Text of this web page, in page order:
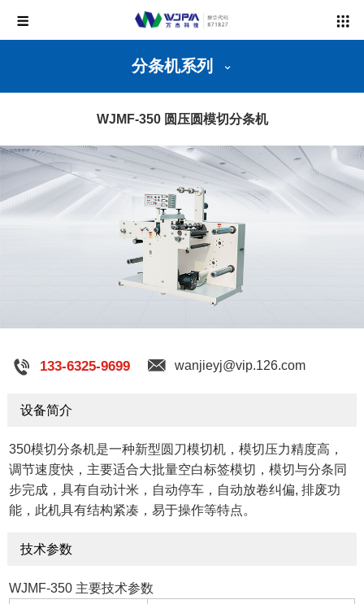
分条机系列
WJMF-350 圆压圆模切分条机
133-6325-9699 wanjieyj@vip.126.com
设备简介
350模切分条机是一种新型圆刀模切机，模切压力精度高，
调节速度快，主要适合大批量空白标签模切，模切与分条同
步完成，具有自动计米，自动停车，自动放卷纠偏, 排废功
能，此机具有结构紧凑，易于操作等特点。
技术参数
WJMF-350 主要技术参数